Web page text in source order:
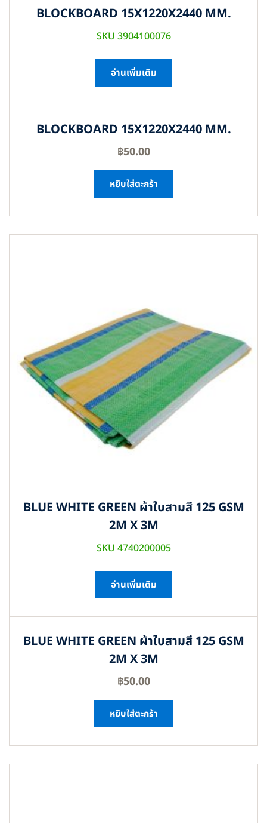
BLOCKBOARD 15X1220X2440 MM.
SKU 3904100076
อ่านเพิ่มเติม
BLOCKBOARD 15X1220X2440 MM.
฿50.00
หยิบใส่ตะกร้า
BLUE WHITE GREEN ผ้าใบสามสี 125 GSM
2M X 3M
SKU 4740200005
อ่านเพิ่มเติม
BLUE WHITE GREEN ผ้าใบสามสี 125 GSM
2M X 3M
฿50.00
หยิบใส่ตะกร้า